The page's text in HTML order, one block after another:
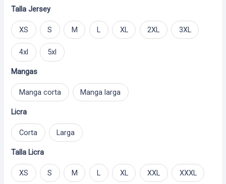
Talla Jersey
XS S M L XL 2XL 3XL
4xl 5xl
Mangas
Manga corta Manga larga
Licra
Corta Larga
Talla Licra
XS S M L XL XXL XXXL